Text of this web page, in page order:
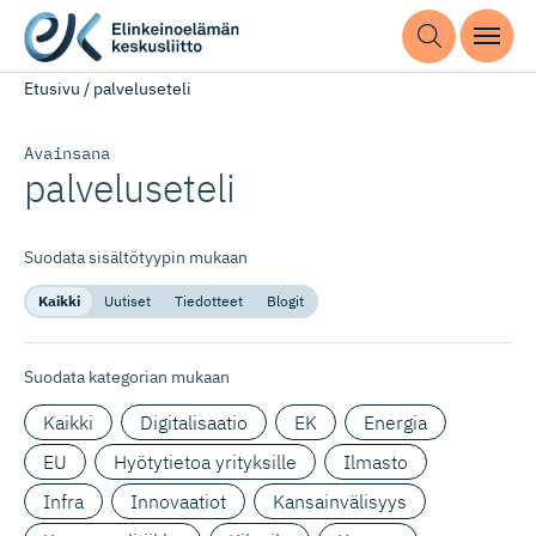
Etusivu / palveluseteli
Avainsana
palveluseteli
Suodata sisältötyypin mukaan
Kaikki Uutiset Tiedotteet Blogit
Suodata kategorian mukaan
Kaikki Digitalisaatio EK
Energia
EU
Hyötytietoa yrityksille
Ilmasto
Infra
Innovaatiot
Kansainvälisyys